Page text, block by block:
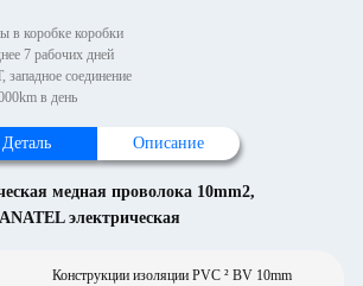
в коробке коробки
7 рабочих дней
соединение
в день
Деталь Описание
медная проволока 10mm2,
электрическая
Конструкции изоляции PVC ² BV 10mm